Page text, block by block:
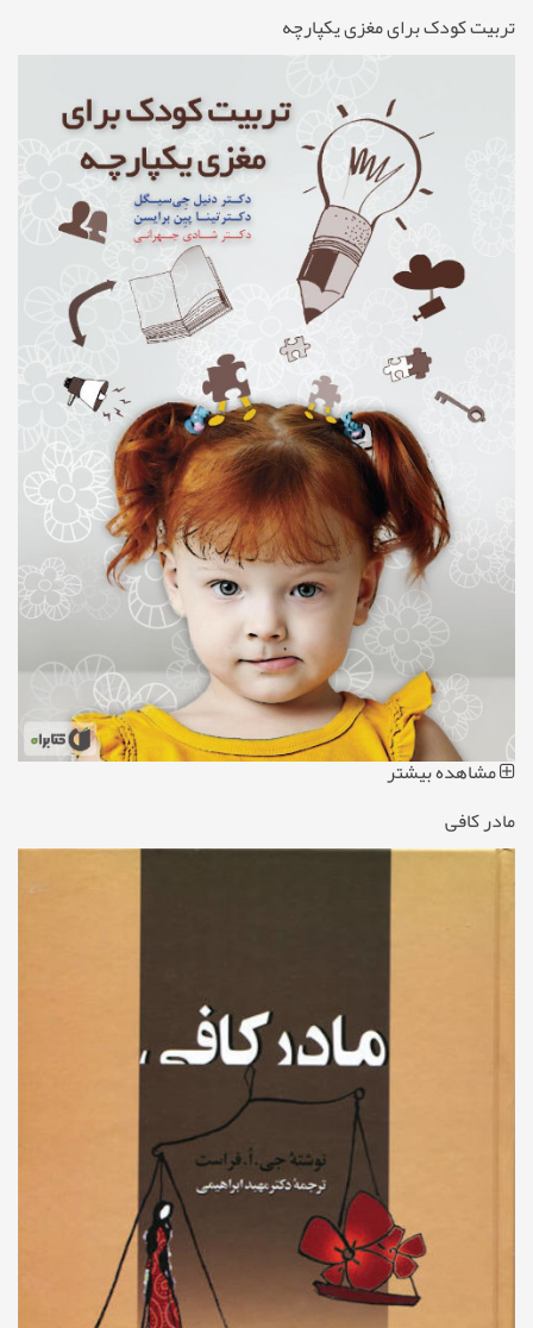
تربیت کودک برای مغزی یکپارچه
مشاهده بیشتر
مادر کافی